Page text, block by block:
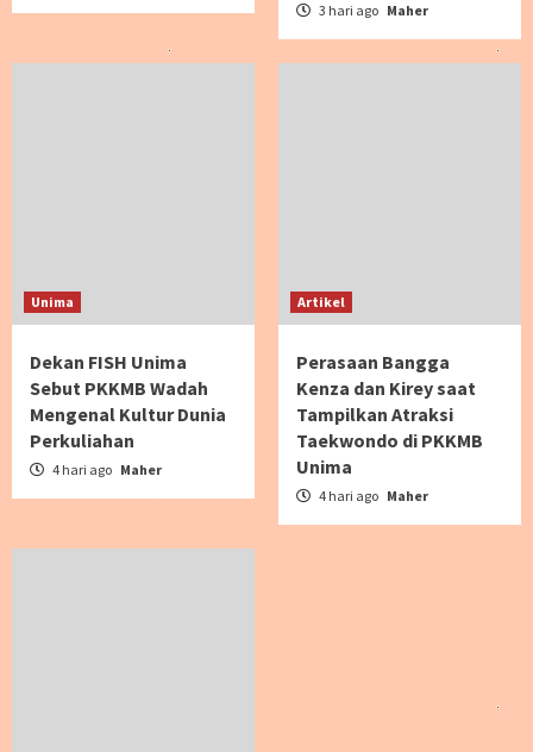
3 hari ago Maher
Unima
Dekan FISH Unima
Sebut PKKMB Wadah
Mengenal Kultur Dunia
Perkuliahan
4 hari ago Maher
Artikel
Perasaan Bangga
Kenza dan Kirey saat
Tampilkan Atraksi
Taekwondo di PKKMB
Unima
4 hari ago Maher